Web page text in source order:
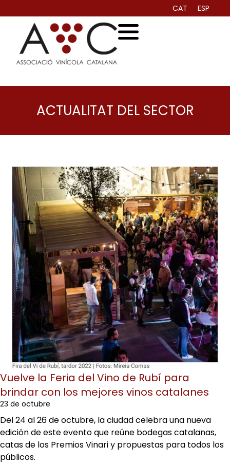
CAT ESP
ACTUALITAT DEL SECTOR
Vuelve la Feria del Vino de Rubí para
brindar con los mejores vinos catalanes
23 de octubre
Del 24 al 26 de octubre, la ciudad celebra una nueva
edición de este evento que reúne bodegas catalanas,
catas de los Premios Vinari y propuestas para todos los
públicos.